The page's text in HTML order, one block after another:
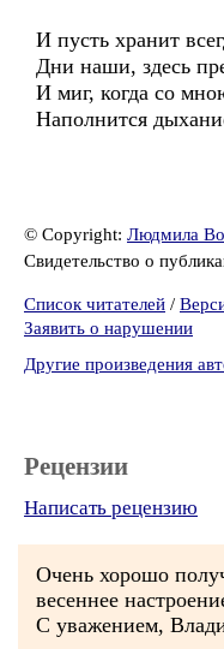
И пусть хранит
Дни наши, здесь
И миг, когда со
Наполнится
© Copyright: Людмила
Свидетельство о
Список читателей /
Заявить о нарушении
Другие произведения
Рецензии
Написать рецензию
Очень хорошо
весеннее
С уважением,